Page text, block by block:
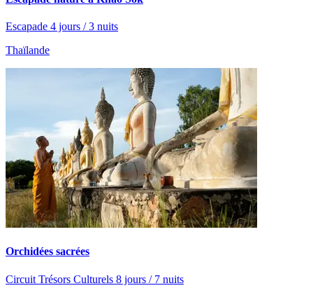
Escapade 4 jours / 3 nuits
Thaïlande
Orchidées sacrées
Circuit Trésors Culturels 8 jours / 7 nuits